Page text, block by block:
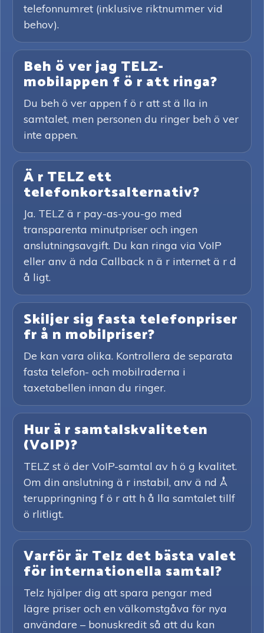
telefonnumret (inklusive riktnummer vid
behov).
Beh ö ver jag TELZ-
mobilappen f ö r att ringa?
Du beh ö ver appen f ö r att st ä lla in
samtalet, men personen du ringer beh ö ver
inte appen.
Ä r TELZ ett
telefonkortsalternativ?
Ja. TELZ ä r pay-as-you-go med
transparenta minutpriser och ingen
anslutningsavgift. Du kan ringa via VoIP
eller anv ä nda Callback n ä r internet ä r d
å ligt.
Skiljer sig fasta telefonpriser
fr å n mobilpriser?
De kan vara olika. Kontrollera de separata
fasta telefon- och mobilraderna i
taxetabellen innan du ringer.
Hur ä r samtalskvaliteten
(VoIP)?
TELZ st ö der VoIP-samtal av h ö g kvalitet.
Om din anslutning ä r instabil, anv ä nd Å
teruppringning f ö r att h å lla samtalet tillf
ö rlitligt.
Varför är Telz det bästa valet
för internationella samtal?
Telz hjälper dig att spara pengar med
lägre priser och en välkomstgåva för nya
användare – bonuskredit så att du kan